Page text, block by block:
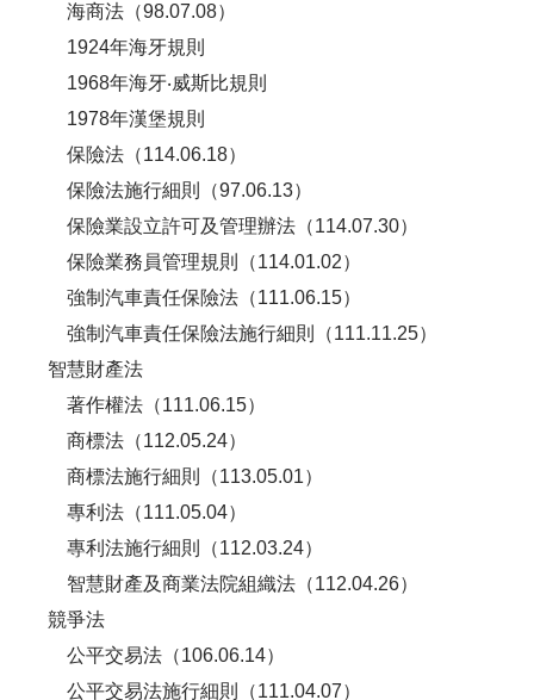
海商法（98.07.08）
1924年海牙規則
1968年海牙‧威斯比規則
1978年漢堡規則
保險法（114.06.18）
保險法施行細則（97.06.13）
保險業設立許可及管理辦法（114.07.30）
保險業務員管理規則（114.01.02）
強制汽車責任保險法（111.06.15）
強制汽車責任保險法施行細則（111.11.25）
智慧財產法
著作權法（111.06.15）
商標法（112.05.24）
商標法施行細則（113.05.01）
專利法（111.05.04）
專利法施行細則（112.03.24）
智慧財產及商業法院組織法（112.04.26）
競爭法
公平交易法（106.06.14）
公平交易法施行細則（111.04.07）